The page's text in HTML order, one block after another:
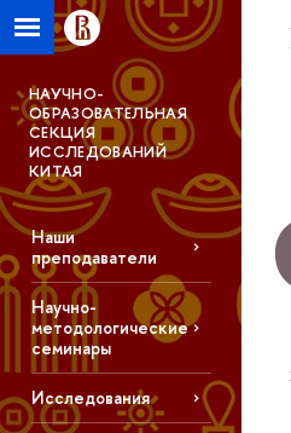
НАУЧНО-
ОБРАЗОВАТЕЛЬНАЯ
СЕКЦИЯ
ИССЛЕДОВАНИЙ
КИТАЯ
Наши
преподаватели
Научно-
методологические
семинары
Исследования